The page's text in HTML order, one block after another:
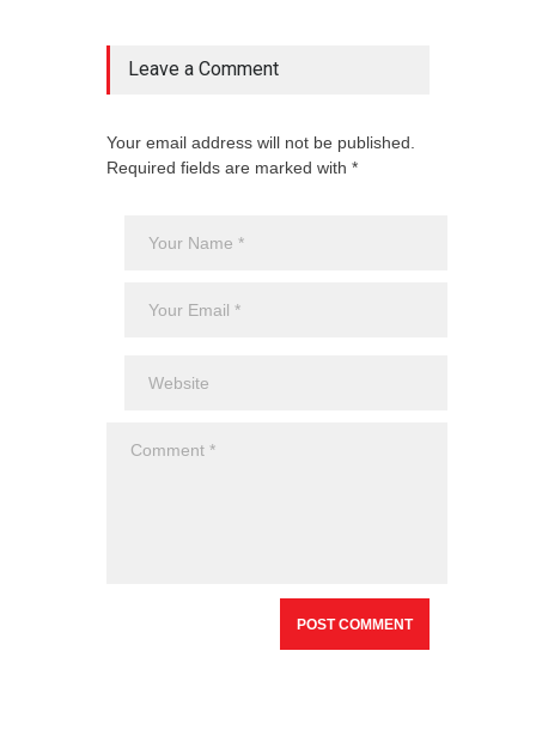
Leave a Comment
Your email address will not be published.
Required fields are marked with *